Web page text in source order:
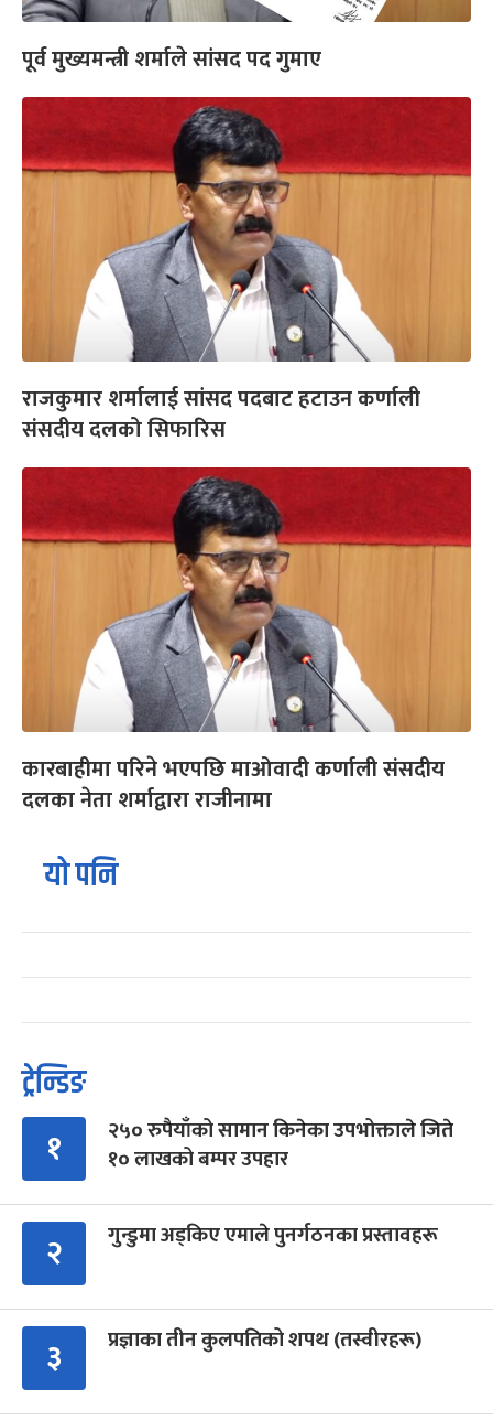
पूर्व मुख्यमन्त्री शर्माले सांसद पद गुमाए
राजकुमार शर्मालाई सांसद पदबाट हटाउन कर्णाली
संसदीय दलको सिफारिस
कारबाहीमा परिने भएपछि माओवादी कर्णाली संसदीय
दलका नेता शर्माद्वारा राजीनामा
यो पनि
ट्रेन्डिङ
१
२५० रुपैयाँको सामान किनेका उपभोक्ताले जिते
१० लाखको बम्पर उपहार
२ गुन्डुमा अड्किए एमाले पुनर्गठनका प्रस्तावहरू
३ प्रज्ञाका तीन कुलपतिको शपथ (तस्वीरहरू)